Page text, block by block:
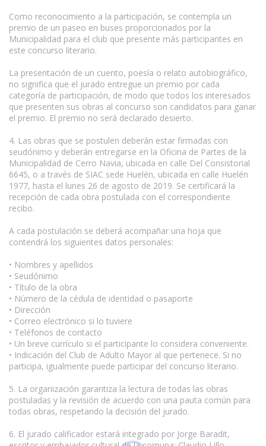
Como reconocimiento a la participación, se contempla un
premio de un paseo en buses proporcionados por la
Municipalidad para el club que presente más participantes en
este concurso literario.
La presentación de un cuento, poesía o relato autobiográfico,
no significa que el jurado entregue un premio por cada
categoría de participación, de modo que todos los interesados
que presenten sus obras al concurso son candidatos para ganar
el premio. El premio no será declarado desierto.
4. Las obras que se postulen deberán estar firmadas con
seudónimo y deberán entregarse en la Oficina de Partes de la
Municipalidad de Cerro Navia, ubicada en calle Del Consistorial
6645, o a través de SIAC sede Huelén, ubicada en calle Huelén
1977, hasta el lunes 26 de agosto de 2019. Se certificará la
recepción de cada obra postulada con el correspondiente
recibo.
A cada postulación se deberá acompañar una hoja que
contendrá los siguientes datos personales:
• Nombres y apellidos
• Seudónimo
• Título de la obra
• Número de la cédula de identidad o pasaporte
• Dirección
• Correo electrónico si lo tuviere
• Teléfonos de contacto
• Un breve currículo si el participante lo considera conveniente.
• Indicación del Club de Adulto Mayor al que pertenece. Si no
participa, igualmente puede participar del concurso literario.
5. La organización garantiza la lectura de todas las obras
postuladas y la revisión de acuerdo con una pauta común para
todas obras, respetando la decisión del jurado.
6. El jurado calificador estará integrado por Jorge Baradit,